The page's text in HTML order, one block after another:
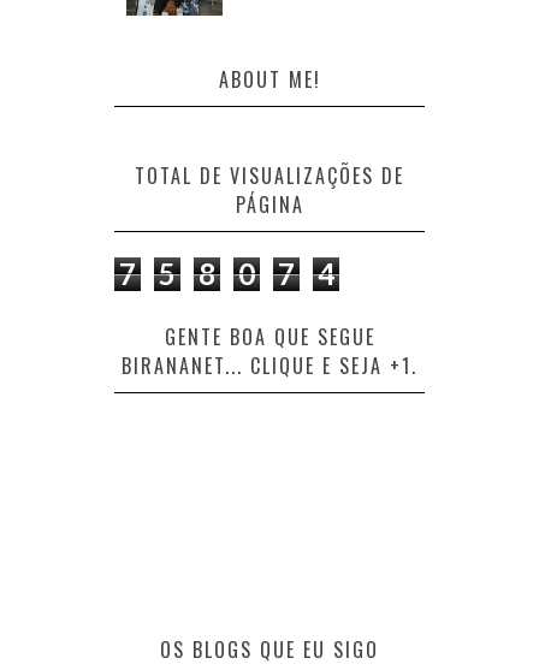
ABOUT ME!
TOTAL DE VISUALIZAÇÕES DE
PÁGINA
7 5 8 0 7 4
GENTE BOA QUE SEGUE
BIRANANET... CLIQUE E SEJA +1.
OS BLOGS QUE EU SIGO